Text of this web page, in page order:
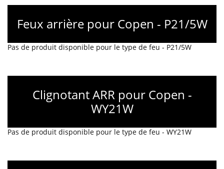
Feux arrière pour Copen - P21/5W
Pas de produit disponible pour le type de feu - P21/5W
Clignotant ARR pour Copen -
WY21W
Pas de produit disponible pour le type de feu - WY21W